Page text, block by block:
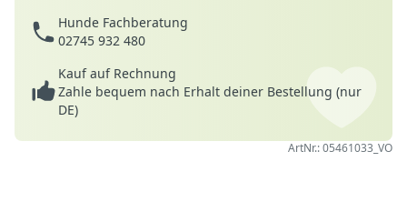
Hunde Fachberatung
02745 932 480
Kauf auf Rechnung
Zahle bequem nach Erhalt deiner Bestellung (nur
DE)
ArtNr.: 05461033_VO